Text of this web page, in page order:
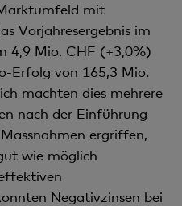
mit
Vorjahresergebnis im
4,9 Mio. CHF (+3,0%)
Erfolg von 165,3 Mio.
machten dies mehrere
nach der Einführung
ergriffen,
wie möglich
Negativzinsen bei